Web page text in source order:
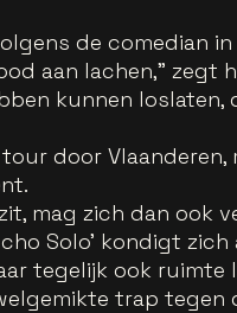
de comedian
aan lachen,” zegt
kunnen loslaten,
door
mag zich dan ook
Solo’ kondigt
tegelijk ook ruimte
trap